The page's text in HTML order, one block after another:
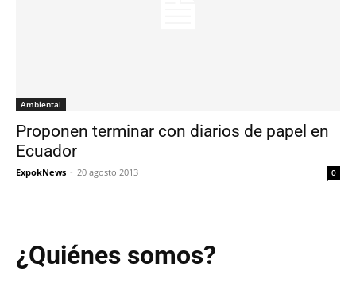
Ambiental
Proponen terminar con diarios de papel en
Ecuador
ExpokNews - 20 agosto 2013 0
¿Quiénes somos?